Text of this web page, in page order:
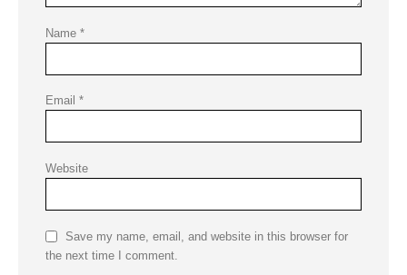
Name *
Email *
Website
Save my name, email, and website in this browser for
the next time I comment.